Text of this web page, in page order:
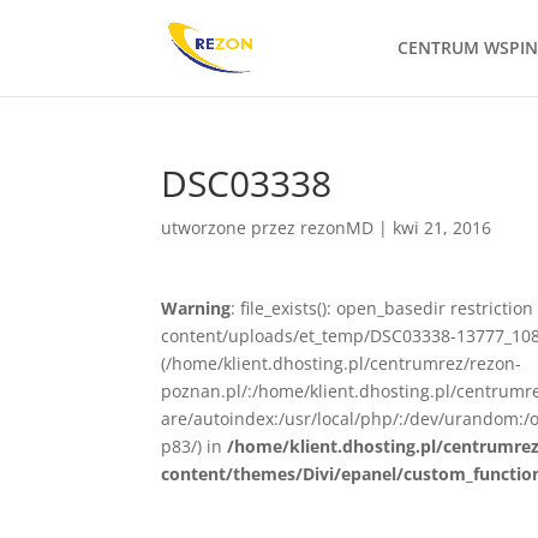
CENTRUM
DSC03338
utworzone przez rezonMD | kwi 21, 2016
Warning: file_exists(): open_basedir
content/uploads/et_temp/DSC03338-
(/home/klient.dhosting.pl/centrumrez/rezon-
poznan.pl/:/home/klient.dhosting.pl/
are/autoindex:/usr/local/php/:/dev/
p83/) in/home/klient.dhosting.pl/
content/themes/Divi/epanel/